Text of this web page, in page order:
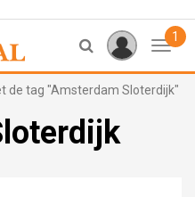
1
de tag "Amsterdam Sloterdijk"